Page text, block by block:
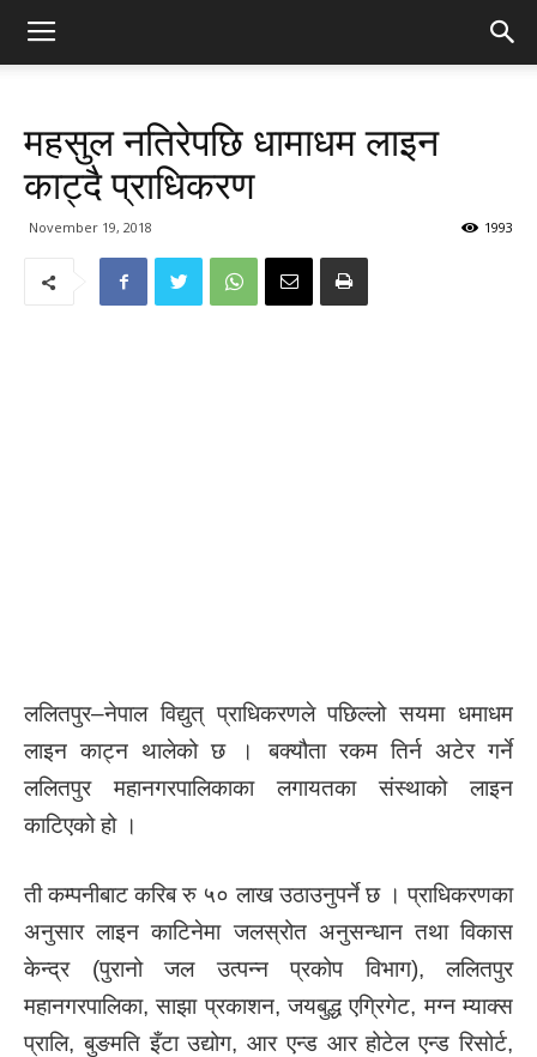
महसुल नतिरेपछि धामाधम लाइन
काट्दै प्राधिकरण
November 19, 2018 1993
ललितपुर–नेपाल विद्युत् प्राधिकरणले पछिल्लो सयमा धमाधम
लाइन काट्न थालेको छ । बक्यौता रकम तिर्न अटेर गर्ने
ललितपुर महानगरपालिकाका लगायतका संस्थाको लाइन
काटिएको हो ।
ती कम्पनीबाट करिब रु ५० लाख उठाउनुपर्ने छ । प्राधिकरणका
अनुसार लाइन काटिनेमा जलस्रोत अनुसन्धान तथा विकास
केन्द्र (पुरानो जल उत्पन्न प्रकोप विभाग), ललितपुर
महानगरपालिका, साझा प्रकाशन, जयबुद्ध एग्रिगेट, मग्न म्याक्स
प्रालि, बुङमति इँटा उद्योग, आर एन्ड आर होटेल एन्ड रिसोर्ट,